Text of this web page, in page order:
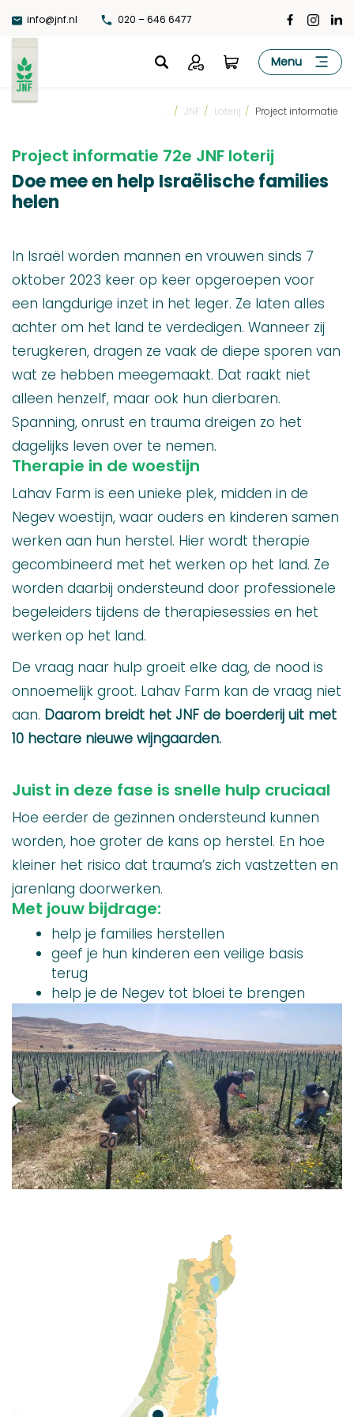
naar
de
inhoud
info@jnf.nl 020 – 646 6477
JNF Menu
/ JNF / Loterij / Project informatie
Project informatie 72e JNF loterij
Doe mee en help Israëlische families
helen
In Israël worden mannen en vrouwen sinds 7
oktober 2023 keer op keer opgeroepen voor
een langdurige inzet in het leger. Ze laten alles
achter om het land te verdedigen. Wanneer zij
terugkeren, dragen ze vaak de diepe sporen van
wat ze hebben meegemaakt. Dat raakt niet
alleen henzelf, maar ook hun dierbaren.
Spanning, onrust en trauma dreigen zo het
dagelijks leven over te nemen.
Therapie in de woestijn
Lahav Farm is een unieke plek, midden in de
Negev woestijn, waar ouders en kinderen samen
werken aan hun herstel. Hier wordt therapie
gecombineerd met het werken op het land. Ze
worden daarbij ondersteund door professionele
begeleiders tijdens de therapiesessies en het
werken op het land.
De vraag naar hulp groeit elke dag, de nood is
onnoemelijk groot. Lahav Farm kan de vraag niet
aan. Daarom breidt het JNF de boerderij uit met
10 hectare nieuwe wijngaarden.
Juist in deze fase is snelle hulp cruciaal
Hoe eerder de gezinnen ondersteund kunnen
worden, hoe groter de kans op herstel. En hoe
kleiner het risico dat trauma’s zich vastzetten en
jarenlang doorwerken.
Met jouw bijdrage:
help je families herstellen
geef je hun kinderen een veilige basis
terug
help je de Negev tot bloei te brengen